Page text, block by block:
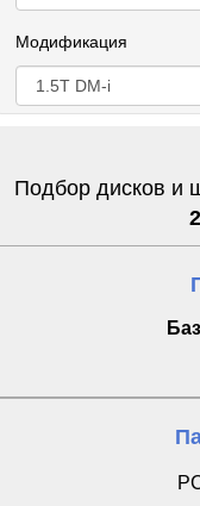
Модификация
Подбор дисков и